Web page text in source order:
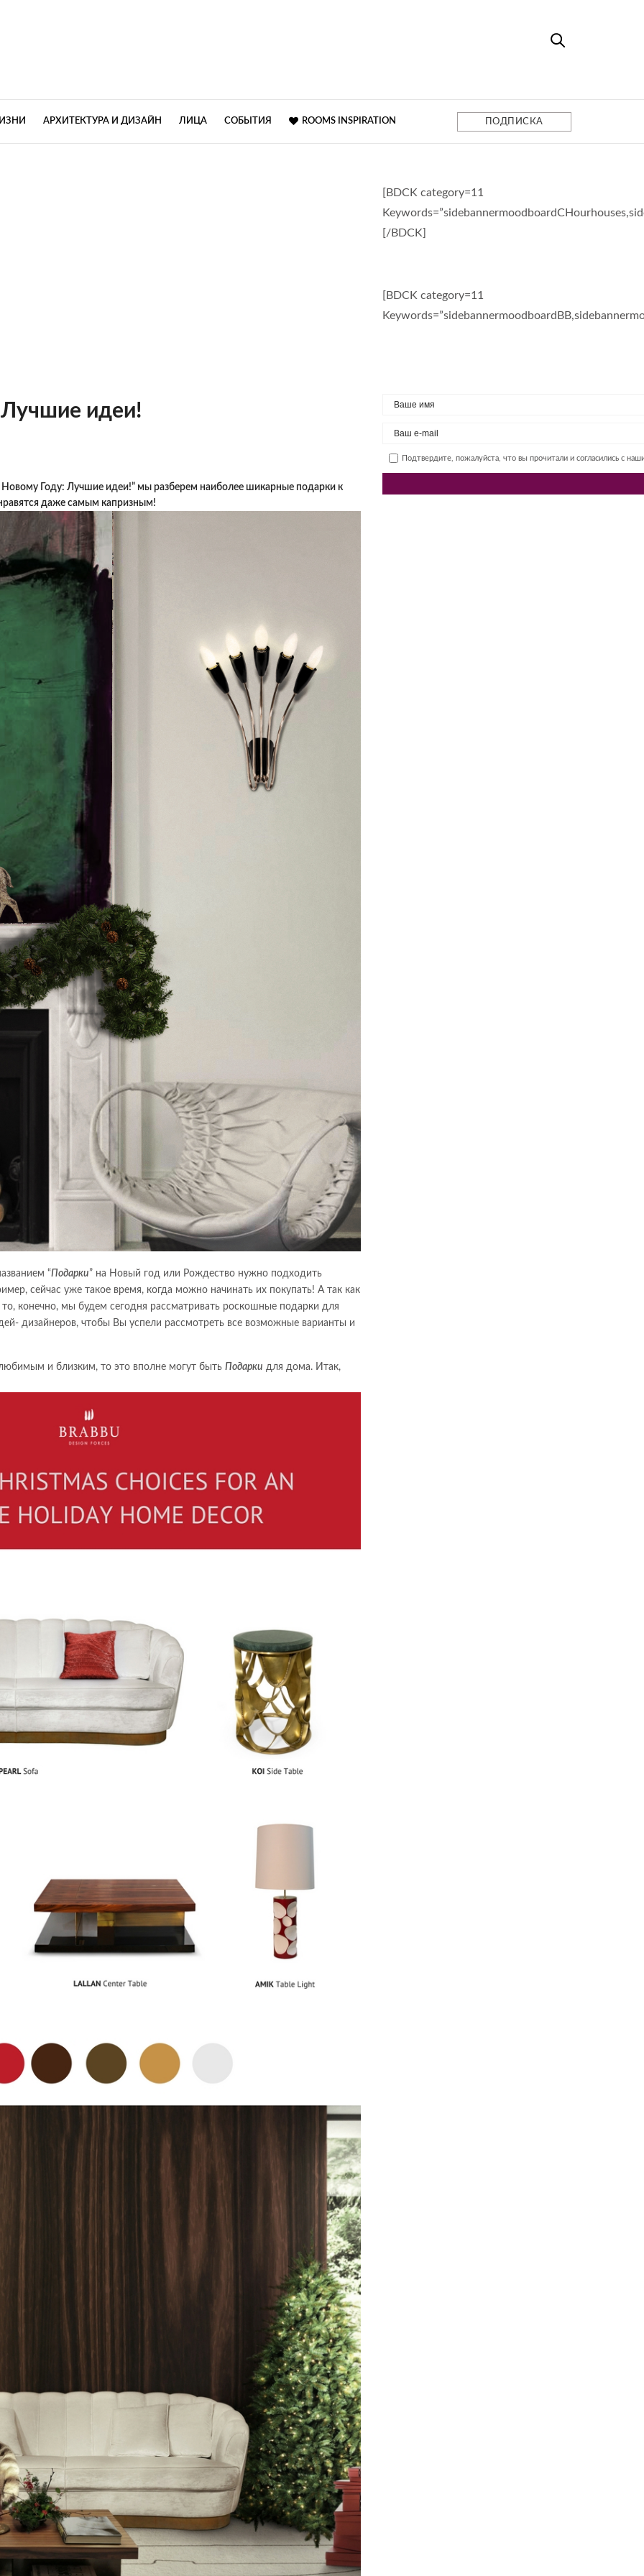
АРХИТЕКТУРА И ДИЗАЙН ЛИЦА СОБЫТИЯ ROOMS INSPIRATION ПОДПИСКА
идеи!
Году: Лучшие идеи!” мы разберем наиболее шикарные подарки к
даже самым капризным!
“Подарки” на Новый год или Рождество нужно подходить
сейчас уже такое время, когда можно начинать их покупать! А так как
конечно, мы будем сегодня рассматривать роскошные подарки для
дизайнеров, чтобы Вы успели рассмотреть все возможные варианты и
и близким, то это вполне могут быть Подарки для дома. Итак,
[BDCK category=11
[/BDCK]
[BDCK category=11
Подтвердите, пожалуйста, что вы прочитали и согласились с